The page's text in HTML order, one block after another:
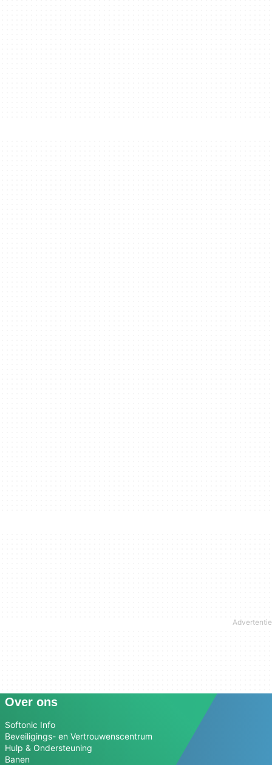
Over ons
Softonic Info
Beveiligings- en Vertrouwenscentrum
Hulp & Ondersteuning
Banen